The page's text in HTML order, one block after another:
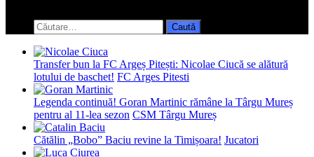
search
form
Caută
după:
Transfer bun la FC Argeș Pitești: Nicolae Ciucă se alătură
lotului de baschet! FC Arges Pitesti
Legenda continuă! Goran Martinic rămâne la Târgu Mureș
pentru al 11-lea sezon CSM Târgu Mureș
Cătălin „Bobo” Baciu revine la Timișoara! Jucatori